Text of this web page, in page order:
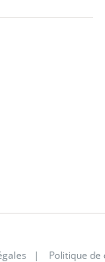
| Politique